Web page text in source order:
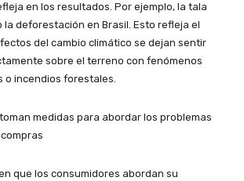
en los resultados. Por ejemplo, la tala
la deforestación en Brasil. Esto refleja el
del cambio climático se dejan sentir
sobre el terreno con fenómenos
o incendios forestales.
medidas para abordar los problemas
que los consumidores abordan su